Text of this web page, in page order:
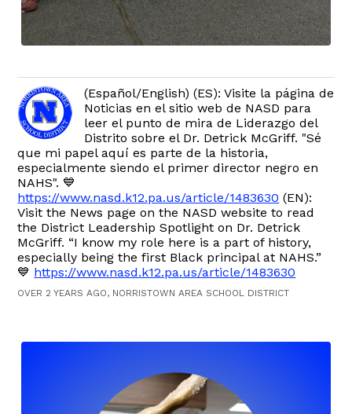
(Español/English) (ES): Visite la página de
Noticias en el sitio web de NASD para
leer el punto de mira de Liderazgo del
Distrito sobre el Dr. Detrick McGriff. "Sé
que mi papel aquí es parte de la historia,
especialmente siendo el primer director negro en
NAHS". 💙
https://www.nasd.k12.pa.us/article/1483630 (EN):
Visit the News page on the NASD website to read
the District Leadership Spotlight on Dr. Detrick
McGriff. “I know my role here is a part of history,
especially being the first Black principal at NAHS.”
💙 https://www.nasd.k12.pa.us/article/1483630
OVER 2 YEARS AGO, NORRISTOWN AREA SCHOOL DISTRICT